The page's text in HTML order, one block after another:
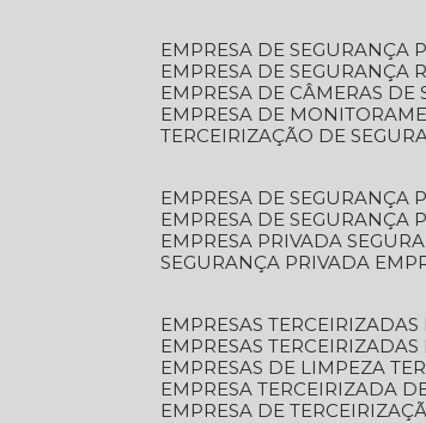
EMPRESA DE SEGURANÇA
EMPRESA DE
EMPRESA DE CÂMERAS
EMPRESA DE
TERCEIRIZAÇÃO DE
EMPRESA DE
EMPRESA DE SEGURANÇA
EMPRESA PRIVADA
SEGURANÇA PRIVADA
EMPRESAS
EMPRESAS
EMPRESAS DE LIMPEZA
EMPRESA TERCEIRIZADA
EMPRESA DE